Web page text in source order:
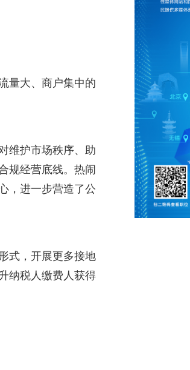
量大、商户集中的
维护市场秩序、助
规经营底线。热闹
，进一步营造了公
式，开展更多接地
纳税人缴费人获得